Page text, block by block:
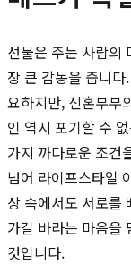
선물은 주는 사람의
장 큰 감동을 줍니
요하지만, 신혼부부
인 역시 포기할 수
가지 까다로운 조건
넘어 라이프스타일
상 속에서도 서로를
가길 바라는 마음을
것입니다.